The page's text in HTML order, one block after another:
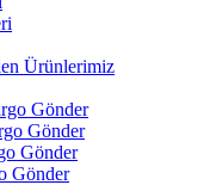
Ürünlerimiz
Gönder
Gönder
Gönder
Gönder